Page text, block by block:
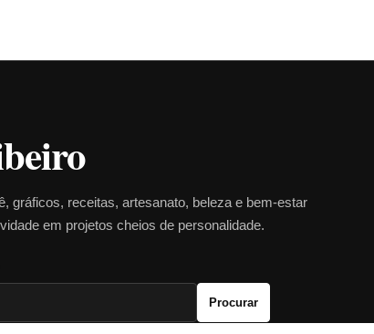
gráficos, receitas, artesanato, beleza e bem-estar
em projetos cheios de personalidade.
Procurar